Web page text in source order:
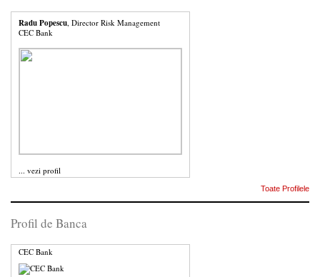
Radu Popescu, Director Risk Management
CEC Bank
... vezi profil
Toate Profilele
Profil de Banca
CEC Bank